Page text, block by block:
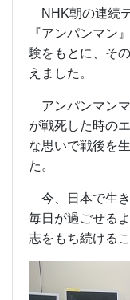
NHK朝の連続
『アンパンマン
験をもとに、そ
えました。
アンパンマン
が戦死した時の
な思いで戦後を
た。
今、日本で生
毎日が過ごせる
志をもち続ける